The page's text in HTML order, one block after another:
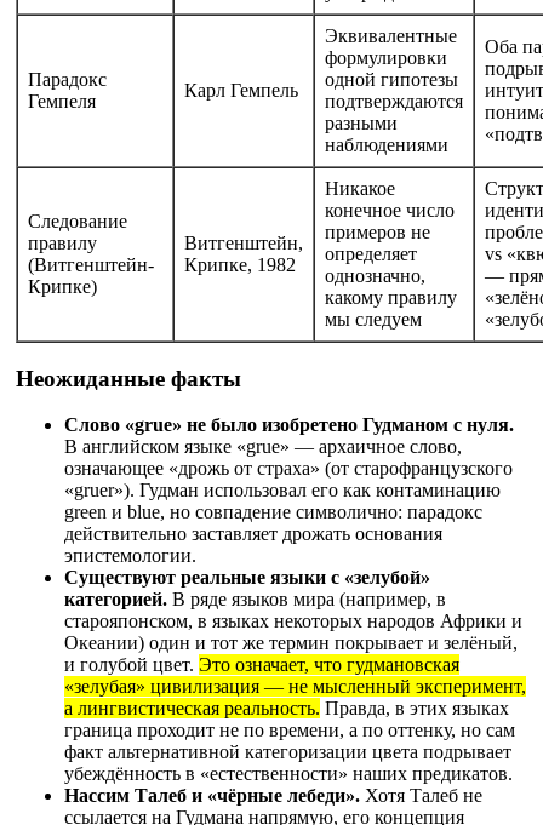
Парадокс
Гемпеля
Карл Гемпель
Эквивалентные
формулировки
одной гипотезы
подтверждаются
разными
наблюдениями
Оба
Следование
правилу
(Витгенштейн-
Крипке)
Витгенштейн,
Крипке, 1982
Никакое
конечное число
примеров не
определяет
однозначно,
какому правилу
мы следуем
vs
—
Неожиданные факты
Слово «grue» не было изобретено Гудманом с нуля.
В английском языке «grue» — архаичное слово,
означающее «дрожь от страха» (от старофранцузского
«gruer»). Гудман использовал его как контаминацию
green и blue, но совпадение символично: парадокс
действительно заставляет дрожать основания
эпистемологии.
Существуют реальные языки с «зелубой»
категорией. В ряде языков мира (например, в
старояпонском, в языках некоторых народов Африки и
Океании) один и тот же термин покрывает и зелёный,
и голубой цвет. Это означает, что гудмановская
«зелубая» цивилизация — не мысленный эксперимент,
а лингвистическая реальность. Правда, в этих языках
граница проходит не по времени, а по оттенку, но сам
факт альтернативной категоризации цвета подрывает
убеждённость в «естественности» наших предикатов.
Нассим Талеб и «чёрные лебеди». Хотя Талеб не
ссылается на Гудмана напрямую, его концепция